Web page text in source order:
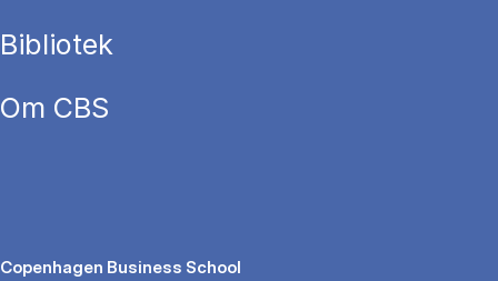
Bibliotek
Om CBS
Copenhagen Business School